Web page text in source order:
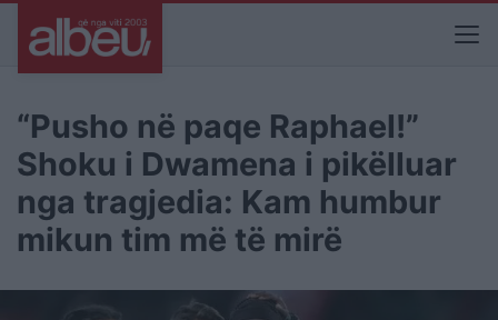
“Pusho në paqe Raphael!”
Shoku i Dwamena i pikëlluar
nga tragjedia: Kam humbur
mikun tim më të mirë